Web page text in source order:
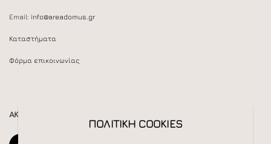
Email: info@areadomus.gr
Καταστήματα
Φόρμα επικοινωνίας
ΑΚΟΛΟΥΘΕΙΣΤΕ ΜΑΣ
ΠΟΛΙΤΙΚΗ COOKIES